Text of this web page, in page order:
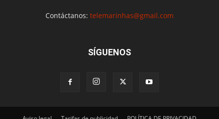
Contáctanos: telemarinhas@gmail.com
SÍGUENOS